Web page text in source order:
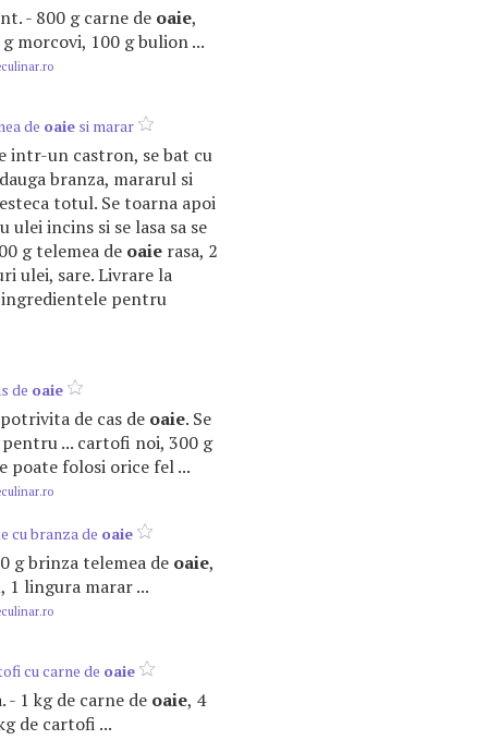
- 800 g carne de oaie,
morcovi, 100 g bulion ...
de oaie si marar
intr-un castron, se bat cu
branza, mararul si
totul. Se toarna apoi
incins si se lasa sa se
g telemea de oaie rasa, 2
ulei, sare. Livrare la
pentru
de oaie
de cas de oaie. Se
... cartofi noi, 300 g
poate folosi orice fel ...
cu branza de oaie
g brinza telemea de oaie,
1 lingura marar ...
cu carne de oaie
- 1 kg de carne de oaie, 4
de cartofi ...